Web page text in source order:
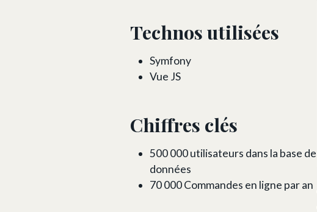
Technos utilisées
Symfony
Vue JS
Chiffres clés
500 000 utilisateurs dans la base de
données
70 000 Commandes en ligne par an